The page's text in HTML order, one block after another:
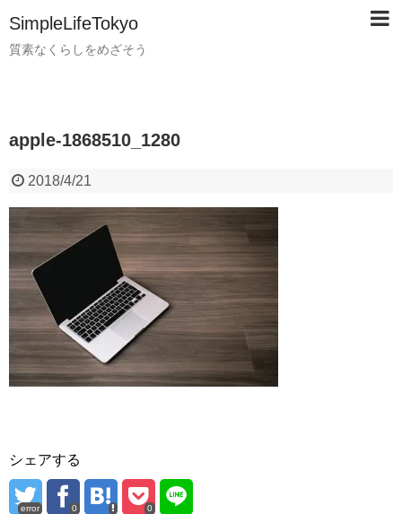
SimpleLifeTokyo
質素なくらしをめざそう
apple-1868510_1280
2018/4/21
シェアする
error 0 0